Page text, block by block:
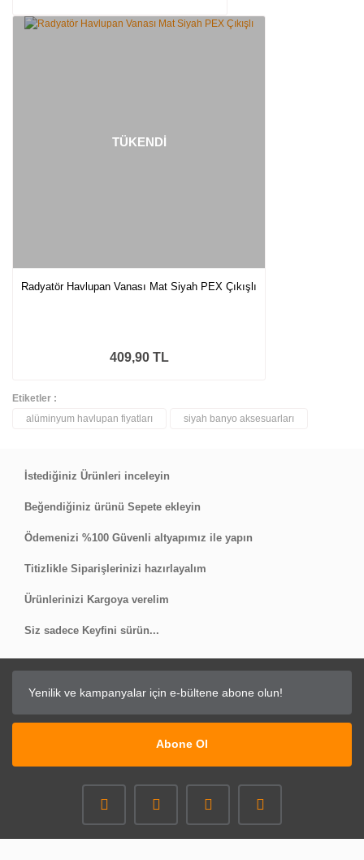
TÜKENDİ
Radyatör Havlupan Vanası Mat Siyah PEX Çıkışlı
409,90 TL
Etiketler :
alüminyum havlupan fiyatları
siyah banyo aksesuarları
İstediğiniz Ürünleri inceleyin
Beğendiğiniz ürünü Sepete ekleyin
Ödemenizi %100 Güvenli altyapımız ile yapın
Titizlikle Siparişlerinizi hazırlayalım
Ürünlerinizi Kargoya verelim
Siz sadece Keyfini sürün...
Abone Ol